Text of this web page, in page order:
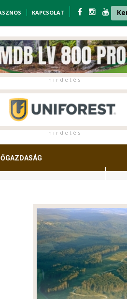
KAPCSOLAT
h i r d e t é s
h i r d e t é s